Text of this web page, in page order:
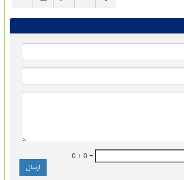
0 + 0 =